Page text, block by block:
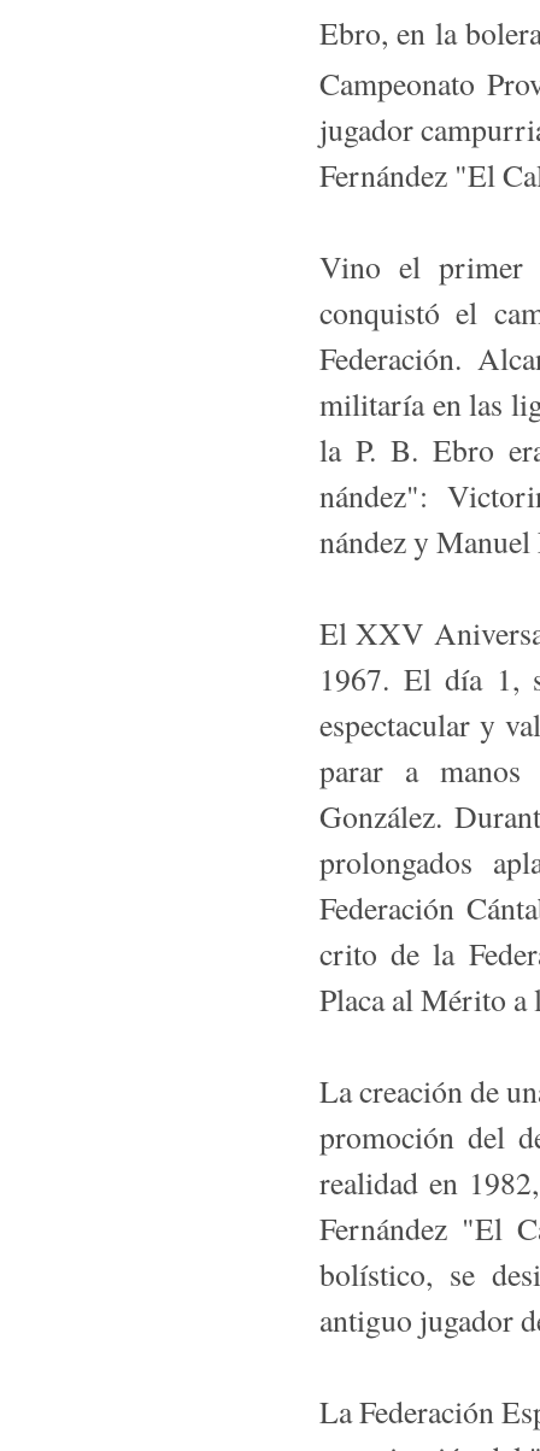
Ebro, en la
Campeonato
jugador
Fernández "El
Vino el primer
conquistó el
Federación.
militaría en las
la P. B. Ebro
nández":
nández y
El XXV
1967. El día 1,
espectacular y
parar a
González.
prolongados
Federación
crito de la
Placa al Mérito a
La creación de
promoción del
realidad en
Fernández "El
bolístico, se
antiguo jugador
La Federación